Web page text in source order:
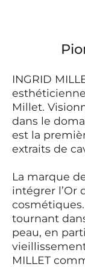
INGRID
Millet.
dans le
est la
extraits de
La marque
intégrer l’Or
tournant
peau, en
MILLET